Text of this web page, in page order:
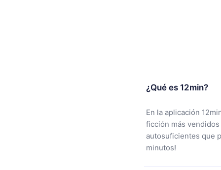
¿Qué es 12min?
En la aplicación
ficción más
autosuficientes que
minutos!